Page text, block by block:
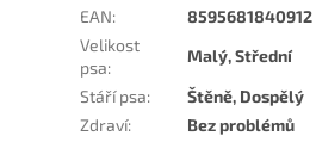
EAN:
8595681840912
Velikost
psa:
Malý, Střední
Stáří psa:
Štěně, Dospělý
Zdraví:
Bez problémů